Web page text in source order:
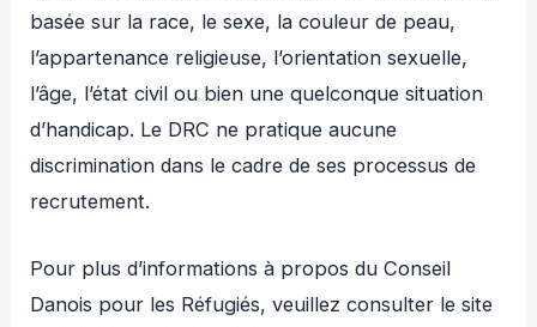
basée sur la race, le sexe, la couleur de peau,
l’appartenance religieuse, l’orientation sexuelle,
l’âge, l’état civil ou bien une quelconque situation
d’handicap. Le DRC ne pratique aucune
discrimination dans le cadre de ses processus de
recrutement.
Pour plus d’informations à propos du Conseil
Danois pour les Réfugiés, veuillez consulter le site